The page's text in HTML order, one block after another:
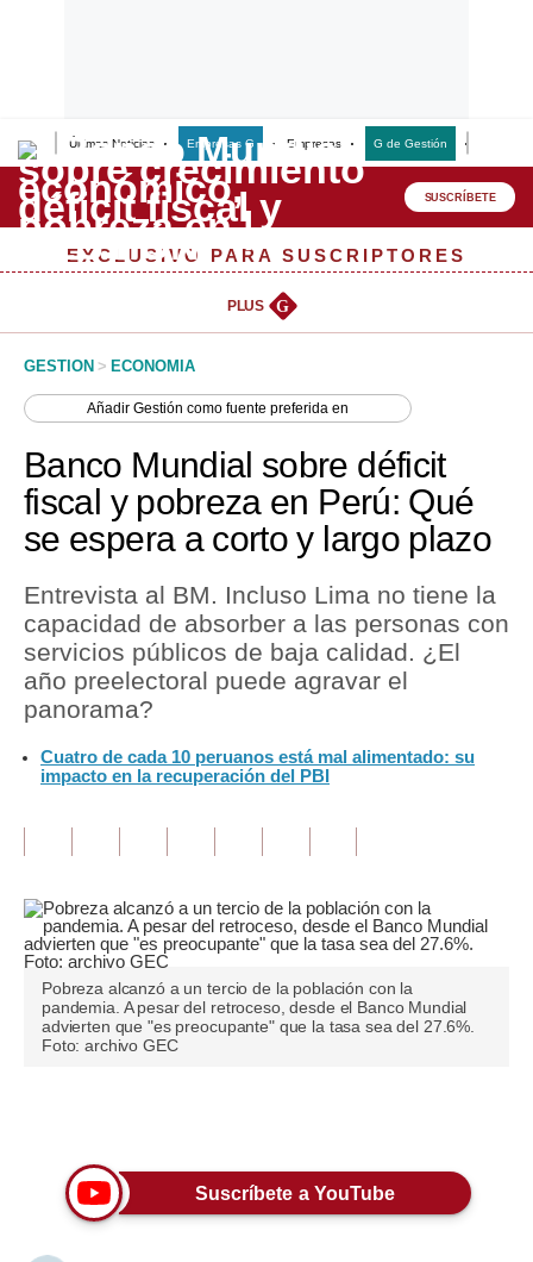
Últimas Noticias Empresas G Empresas G de Gestión
Lo último
Peru Quiosco
Management & Empleo
Perú
Política
Finanzas Personales
Inmobiliarias
Plus G
Opinión
Blogs
Tendencias
Lujo
Viajes
Mundo
SUSCRÍBETE
EXCLUSIVO PARA SUSCRIPTORES
PLUS G
GESTION > ECONOMIA
AñadirGestión como fuente preferida en
Banco Mundial sobre déficit
fiscal y pobreza en Perú: Qué
se espera a corto y largo plazo
Entrevista al BM. Incluso Lima no tiene la
capacidad de absorber a las personas con
servicios públicos de baja calidad. ¿El
año preelectoral puede agravar el
panorama?
Cuatro de cada 10 peruanos está mal alimentado: su
impacto en la recuperación del PBI
Pobreza alcanzó a un tercio de la población con la
pandemia. A pesar del retroceso, desde el Banco Mundial
advierten que "es preocupante" que la tasa sea del 27.6%.
Foto: archivo GEC
Suscríbete a YouTube